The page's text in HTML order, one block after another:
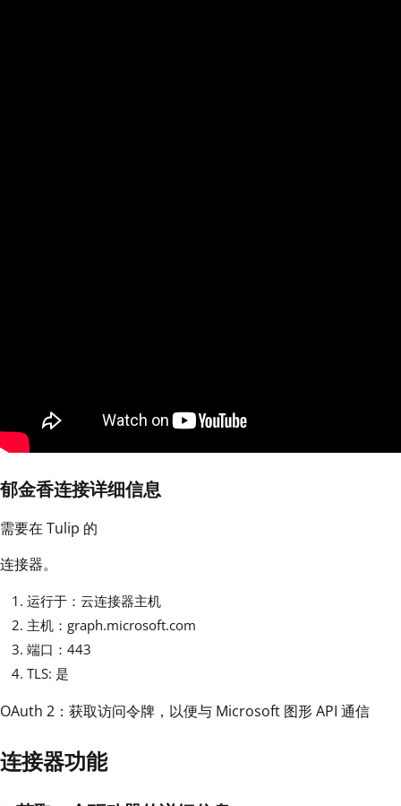
郁金香连接详细信息
需要在 Tulip 的
连接器。
运行于：云连接器主机
主机：graph.microsoft.com
端口：443
TLS: 是
OAuth 2：获取访问令牌，以便与 Microsoft 图形 API 通信
连接器功能